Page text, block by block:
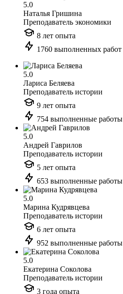
5.0
Наталья Гришина
Преподаватель экономики
8 лет опыта
1760 выполненных работ
5.0
Лариса Беляева
Преподаватель истории
9 лет опыта
754 выполненные работы
5.0
Андрей Гаврилов
Преподаватель истории
5 лет опыта
653 выполненные работы
5.0
Марина Кудрявцева
Преподаватель истории
6 лет опыта
952 выполненные работы
5.0
Екатерина Соколова
Преподаватель истории
3 года опыта